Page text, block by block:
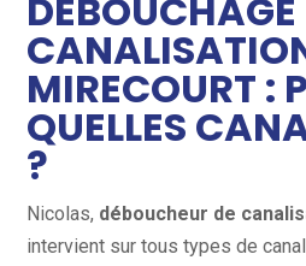
DÉBOUCHAGE
MIRECOURT :
QUELLES
?
Nicolas, déboucheur de
intervient sur tous types de